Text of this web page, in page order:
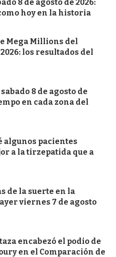
8 de agosto de 2026:
hoy en la historia
Mega Millions del
los resultados del
8 de agosto de
en cada zona del
algunos pacientes
a la tirzepatida que a
de la suerte en la
viernes 7 de agosto
encabezó el podio de
en el Comparación de